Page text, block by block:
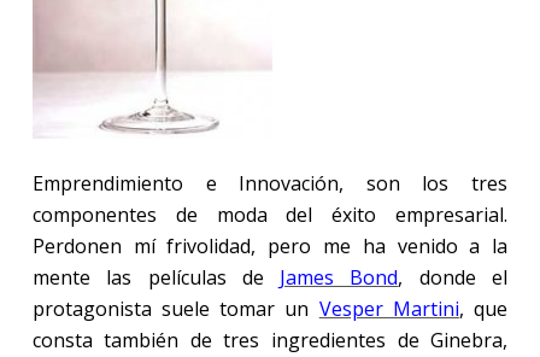
Emprendimiento e Innovación, son los tres
componentes de moda del éxito empresarial.
Perdonen mí frivolidad, pero me ha venido a la
mente las películas de James Bond, donde el
protagonista suele tomar un Vesper Martini, que
consta también de tres ingredientes de Ginebra,